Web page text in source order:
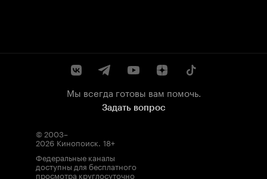
Мы всегда готовы вам помочь.
Задать вопрос
© 2003–
2026 Кинопоиск. 18+
Федеральные каналы
доступны для бесплатного
просмотра круглосуточно